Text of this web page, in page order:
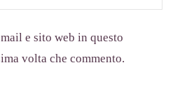
e sito web in questo
volta che commento.